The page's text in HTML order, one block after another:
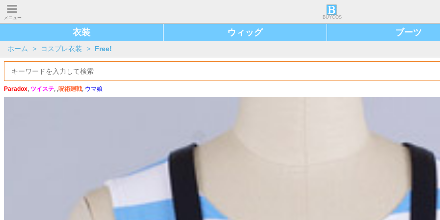
メニュー BUYCOS
衣装 ウィッグ ブーツ
ホーム > コスプレ衣装 > Free!
Paradox, ツイステ, ,呪術廻戦, ウマ娘